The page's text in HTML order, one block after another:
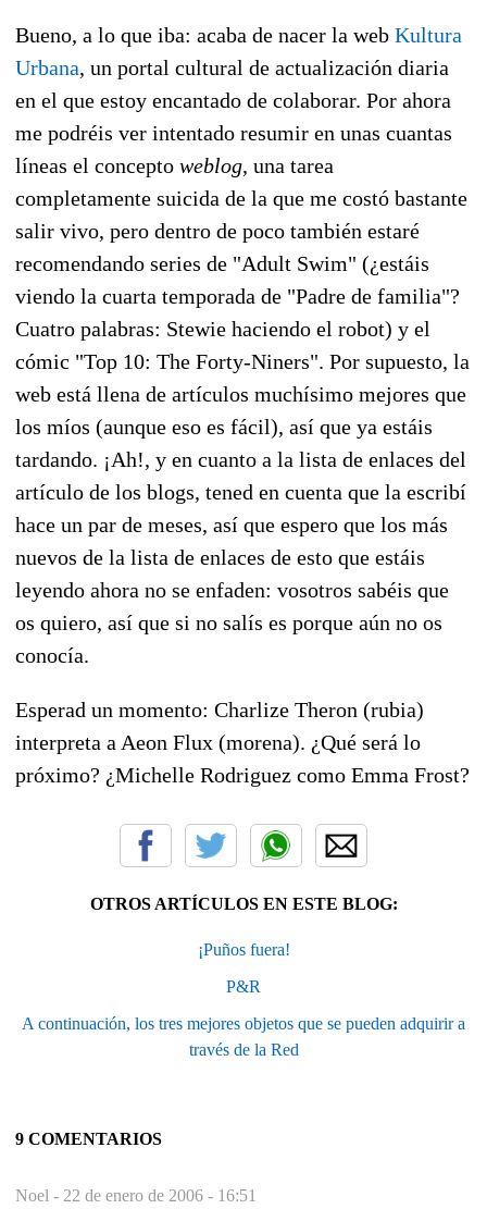
Bueno, a lo que iba: acaba de nacer la web Kultura
Urbana, un portal cultural de actualización diaria
en el que estoy encantado de colaborar. Por ahora
me podréis ver intentado resumir en unas cuantas
líneas el concepto weblog, una tarea
completamente suicida de la que me costó bastante
salir vivo, pero dentro de poco también estaré
recomendando series de "Adult Swim" (¿estáis
viendo la cuarta temporada de "Padre de familia"?
Cuatro palabras: Stewie haciendo el robot) y el
cómic "Top 10: The Forty-Niners". Por supuesto, la
web está llena de artículos muchísimo mejores que
los míos (aunque eso es fácil), así que ya estáis
tardando. ¡Ah!, y en cuanto a la lista de enlaces del
artículo de los blogs, tened en cuenta que la escribí
hace un par de meses, así que espero que los más
nuevos de la lista de enlaces de esto que estáis
leyendo ahora no se enfaden: vosotros sabéis que
os quiero, así que si no salís es porque aún no os
conocía.
Esperad un momento: Charlize Theron (rubia)
interpreta a Aeon Flux (morena). ¿Qué será lo
próximo? ¿Michelle Rodriguez como Emma Frost?
OTROS ARTÍCULOS EN ESTE BLOG:
¡Puños fuera!
P&R
A continuación, los tres mejores objetos que se pueden adquirir a
través de la Red
9 COMENTARIOS
Noel - 22 de enero de 2006 - 16:51